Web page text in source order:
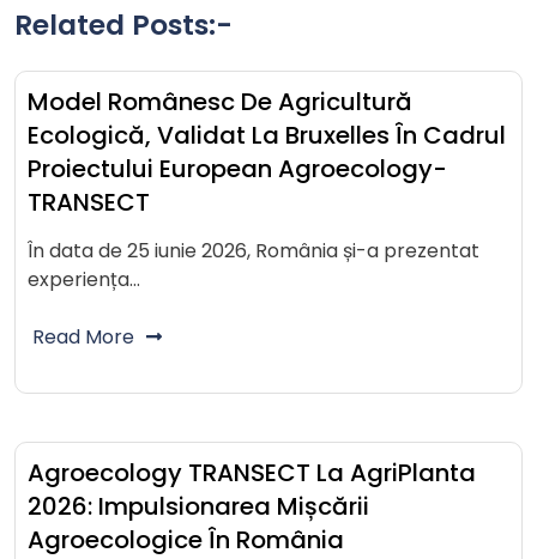
Related Posts:-
Model Românesc De Agricultură
Ecologică, Validat La Bruxelles În Cadrul
Proiectului European Agroecology-
TRANSECT
În data de 25 iunie 2026, România și-a prezentat
experiența…
Read More
Agroecology TRANSECT La AgriPlanta
2026: Impulsionarea Mișcării
Agroecologice În România